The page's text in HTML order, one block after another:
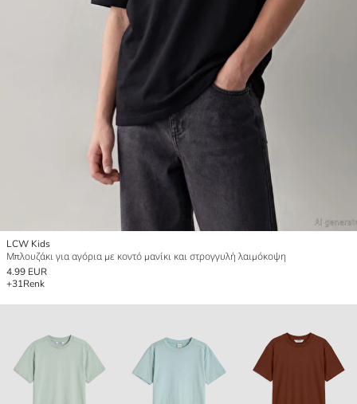
LCW Kids
Μπλουζάκι για αγόρια με κοντό μανίκι και στρογγυλή λαιμόκοψη
4.99 EUR
+31Renk